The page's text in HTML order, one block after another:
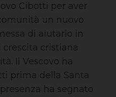
Cibotti per aver
un nuovo
di aiutarlo in
cristiana
Il Vescovo ha
prima della Santa
ha segnato